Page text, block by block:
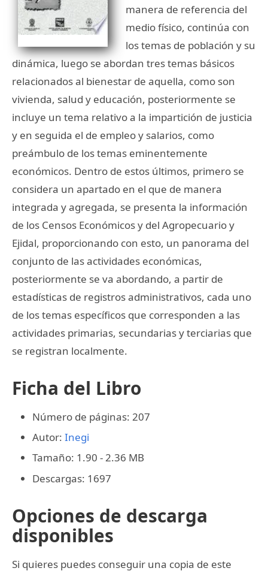
manera de referencia del
medio físico, continúa con
los temas de población y su
dinámica, luego se abordan tres temas básicos
relacionados al bienestar de aquella, como son
vivienda, salud y educación, posteriormente se
incluye un tema relativo a la impartición de justicia
y en seguida el de empleo y salarios, como
preámbulo de los temas eminentemente
económicos. Dentro de estos últimos, primero se
considera un apartado en el que de manera
integrada y agregada, se presenta la información
de los Censos Económicos y del Agropecuario y
Ejidal, proporcionando con esto, un panorama del
conjunto de las actividades económicas,
posteriormente se va abordando, a partir de
estadísticas de registros administrativos, cada uno
de los temas específicos que corresponden a las
actividades primarias, secundarias y terciarias que
se registran localmente.
Ficha del Libro
Número de páginas: 207
Autor: Inegi
Tamaño: 1.90 - 2.36 MB
Descargas: 1697
Opciones de descarga
disponibles
Si quieres puedes conseguir una copia de este